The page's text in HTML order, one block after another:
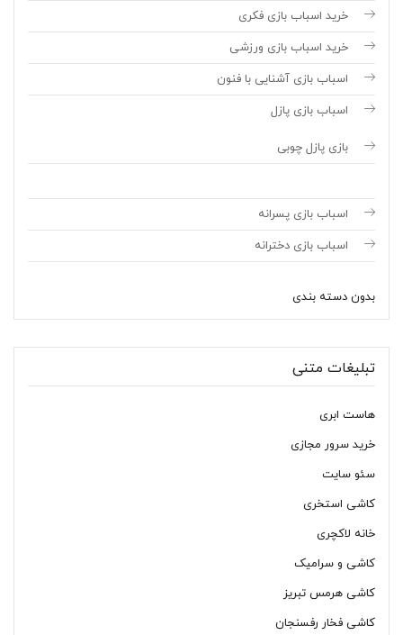
خرید اسباب بازی فکری
خرید اسباب بازی ورزشی
اسباب بازی آشنایی با فنون
اسباب بازی پازل
بازی پازل چوبی
اسباب بازی پسرانه
اسباب بازی دخترانه
بدون دسته بندی
تبلیغات متنی
هاست ابری
خرید سرور مجازی
سئو سایت
کاشی استخری
خانه لاکچری
کاشی و سرامیک
کاشی هرمس تبریز
کاشی فخار رفسنجان